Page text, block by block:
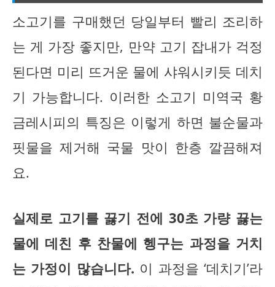
소고기를 구매했던 당일부터 빨리 조리하
는 게 가장 좋지만, 만약 고기 잡내가 걱정
된다면 미리 뜨거운 물에 샤워시키듯 데치
기 가능합니다. 이러한 소고기 미역국 황
금레시피의 특징은 이렇게 하면 불순물과
핏물을 제거해 국물 맛이 한층 깔끔해져
요.
실제로 고기를 끓기 전에 30초 가량 끓는
물에 데친 후 찬물에 헹구는 과정을 거치
는 가정이 많습니다. 이 과정을 ‘데치기’라